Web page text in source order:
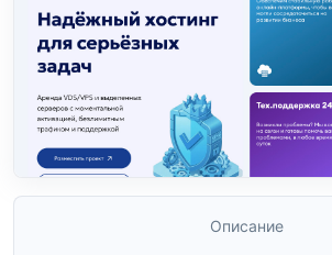
Описание